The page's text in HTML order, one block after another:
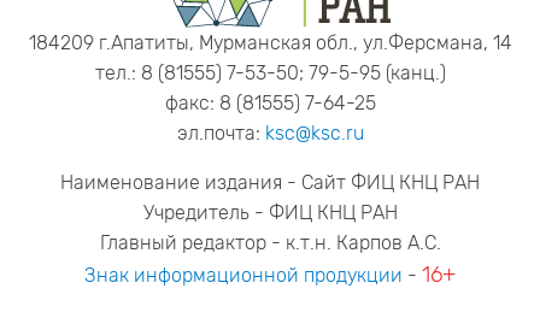
184209 г.Апатиты, Мурманская обл., ул.Ферсмана, 14
тел.: 8 (81555) 7-53-50; 79-5-95 (канц.)
факс: 8 (81555) 7-64-25
эл.почта: ksc@ksc.ru
Наименование издания - Сайт ФИЦ КНЦ РАН
Учредитель - ФИЦ КНЦ РАН
Главный редактор - к.т.н. Карпов А.С.
Знак информационной продукции - 16+